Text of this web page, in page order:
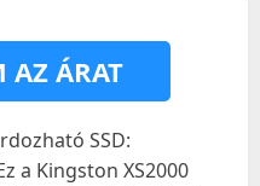
AZ ÁRAT
SSD:
a Kingston XS2000